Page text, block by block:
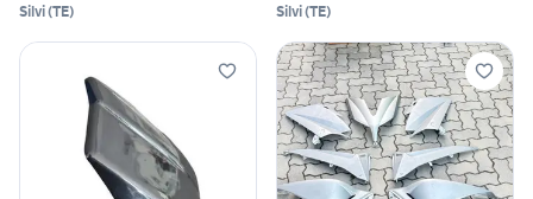
Silvi(TE) Silvi(TE)